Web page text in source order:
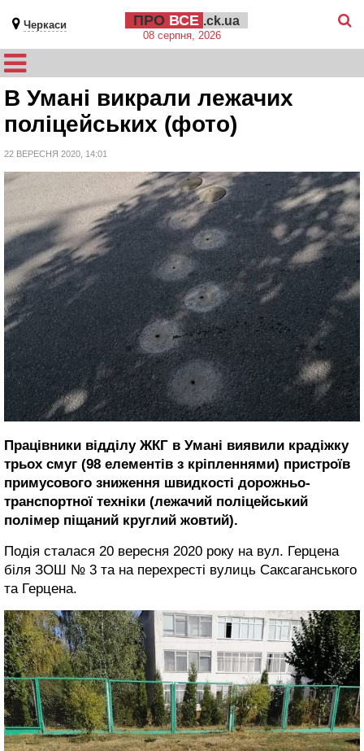
Черкаси ПРО ВСЕ .ck.ua
08 серпня, 2026
В Умані викрали лежачих
поліцейських (фото)
22 ВЕРЕСНЯ 2020, 14:01
Працівники відділу ЖКГ в Умані виявили крадіжку
трьох смуг (98 елементів з кріпленнями) пристроїв
примусового зниження швидкості дорожньо-
транспортної техніки (лежачий поліцейський
полімер піщаний круглий жовтий).
Подія сталася 20 вересня 2020 року на вул. Герцена
біля ЗОШ № 3 та на перехресті вулиць Саксаганського
та Герцена.